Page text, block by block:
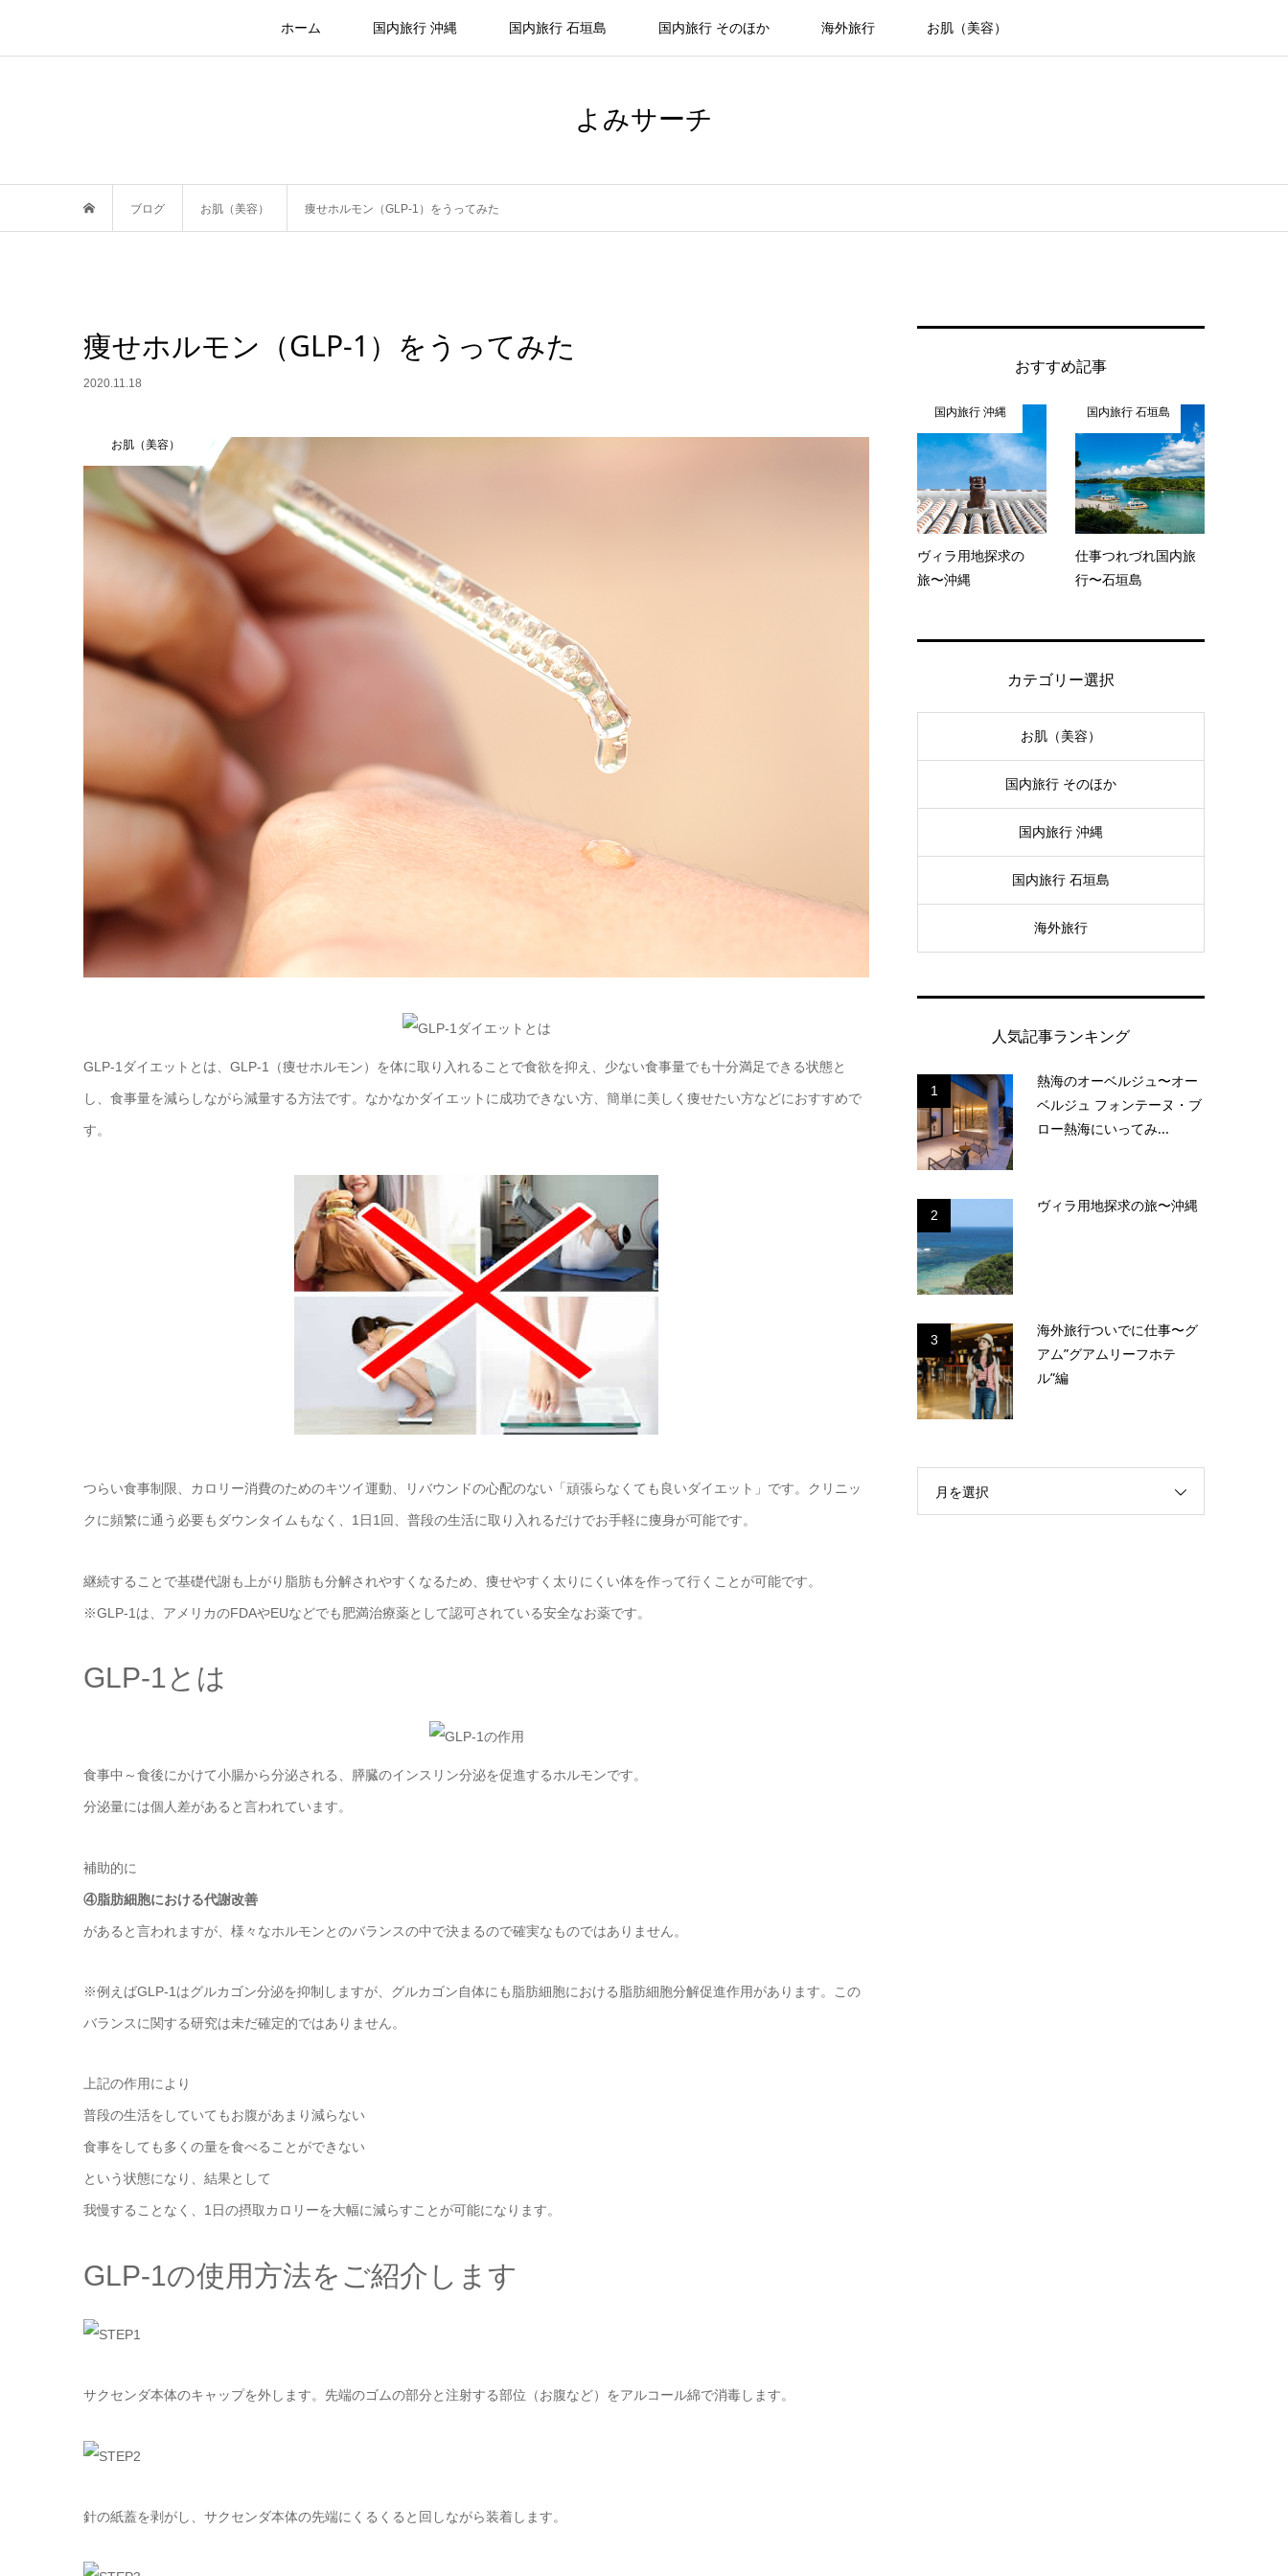
ホーム 国内旅行 沖縄 国内旅行 石垣島 国内旅行 そのほか 海外旅行 お肌（美容）
よみサーチ
ブログ お肌（美容） 痩せホルモン（GLP-1）をうってみた
痩せホルモン（GLP-1）をうってみた
2020.11.18
お肌（美容）
GLP-1ダイエットとは、GLP-1（痩せホルモン）を体に取り入れることで食欲を抑え、少ない食事量でも十分満足できる状態と
し、食事量を減らしながら減量する方法です。なかなかダイエットに成功できない方、簡単に美しく痩せたい方などにおすすめで
す。
つらい食事制限、カロリー消費のためのキツイ運動、リバウンドの心配のない「頑張らなくても良いダイエット」です。クリニッ
クに頻繁に通う必要もダウンタイムもなく、1日1回、普段の生活に取り入れるだけでお手軽に痩身が可能です。
継続することで基礎代謝も上がり脂肪も分解されやすくなるため、痩せやすく太りにくい体を作って行くことが可能です。
※GLP-1は、アメリカのFDAやEUなどでも肥満治療薬として認可されている安全なお薬です。
GLP-1とは
食事中～食後にかけて小腸から分泌される、膵臓のインスリン分泌を促進するホルモンです。
分泌量には個人差があると言われています。
補助的に
④脂肪細胞における代謝改善
があると言われますが、様々なホルモンとのバランスの中で決まるので確実なものではありません。
※例えばGLP-1はグルカゴン分泌を抑制しますが、グルカゴン自体にも脂肪細胞における脂肪細胞分解促進作用があります。この
バランスに関する研究は未だ確定的ではありません。
上記の作用により
普段の生活をしていてもお腹があまり減らない
食事をしても多くの量を食べることができない
という状態になり、結果として
我慢することなく、1日の摂取カロリーを大幅に減らすことが可能になります。
GLP-1の使用方法をご紹介します
サクセンダ本体のキャップを外します。先端のゴムの部分と注射する部位（お腹など）をアルコール綿で消毒します。
針の紙蓋を剥がし、サクセンダ本体の先端にくるくると回しながら装着します。
おすすめ記事
国内旅行 沖縄
ヴィラ用地探求の
旅〜沖縄
国内旅行 石垣島
仕事つれづれ国内旅
行〜石垣島
カテゴリー選択
お肌（美容）
国内旅行 そのほか
国内旅行 沖縄
国内旅行 石垣島
海外旅行
人気記事ランキング
1
熱海のオーベルジュ〜オー
ベルジュ フォンテーヌ・ブ
ロー熱海にいってみ...
2
ヴィラ用地探求の旅〜沖縄
3
海外旅行ついでに仕事〜グ
アム”グアムリーフホテ
ル”編
月を選択